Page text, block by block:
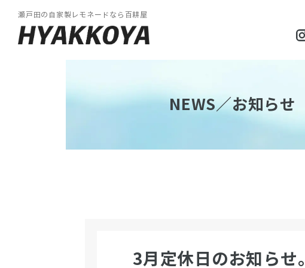
瀬戸田の自家製レモネードなら百耕屋
NEWS／お知らせ
3月定休日のお知らせ。